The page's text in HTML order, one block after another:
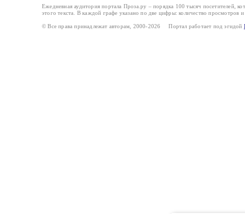
Ежедневная аудитория портала Проза.ру – порядка 100 тысяч посетителей,
этого текста. В каждой графе указано по две цифры: количество просмотров и
© Все права принадлежат авторам, 2000-2026 Портал работает под эгидой